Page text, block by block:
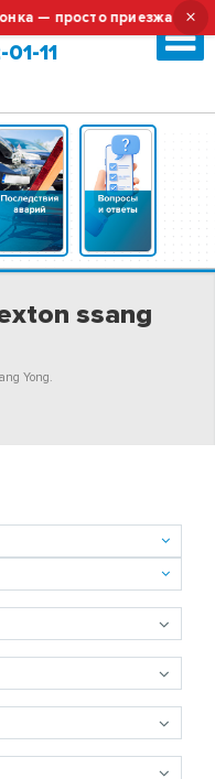
— просто приезжайте! ×
11
ssang
Yong.